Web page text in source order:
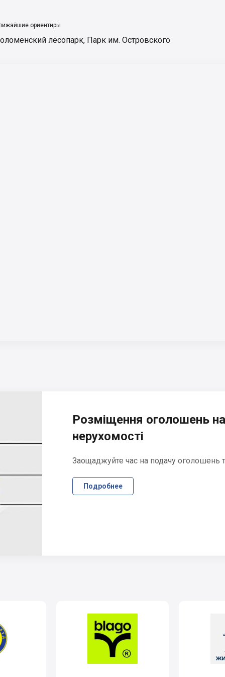
ориентиры
лесопарк, Парк им. Островского
Розміщення оголошень
нерухомості
Заощаджуйте час на подачу оголошень
Подробнее